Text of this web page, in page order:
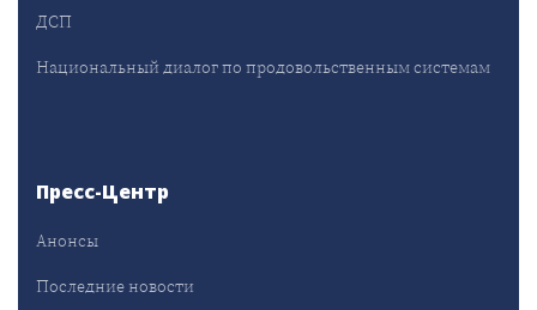
ДСП
Национальный диалог по продовольственным системам
Пресс-Центр
Анонсы
Последние новости